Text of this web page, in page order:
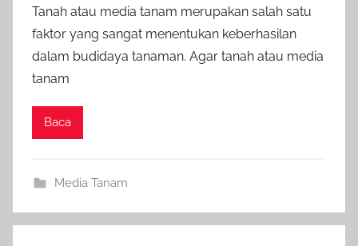
Tanah atau media tanam merupakan salah satu
faktor yang sangat menentukan keberhasilan
dalam budidaya tanaman. Agar tanah atau media
tanam
Baca
Media Tanam